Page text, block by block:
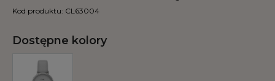
Kod produktu: CL63004
Dostępne kolory